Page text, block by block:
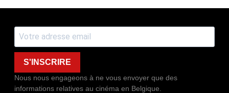
S'INSCRIRE
Nous nous engageons à ne vous envoyer que des
informations relatives au cinéma en Belgique.